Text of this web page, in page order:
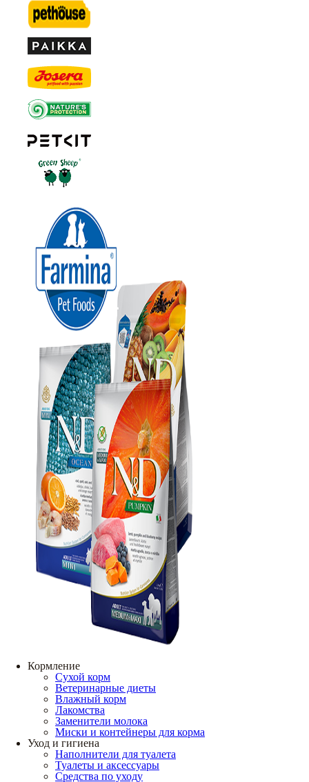
Кормление
Сухой корм
Ветеринарные диеты
Влажный корм
Лакомства
Заменители молока
Миски и контейнеры для корма
Уход и гигиена
Наполнители для туалета
Туалеты и аксессуары
Средства по уходу